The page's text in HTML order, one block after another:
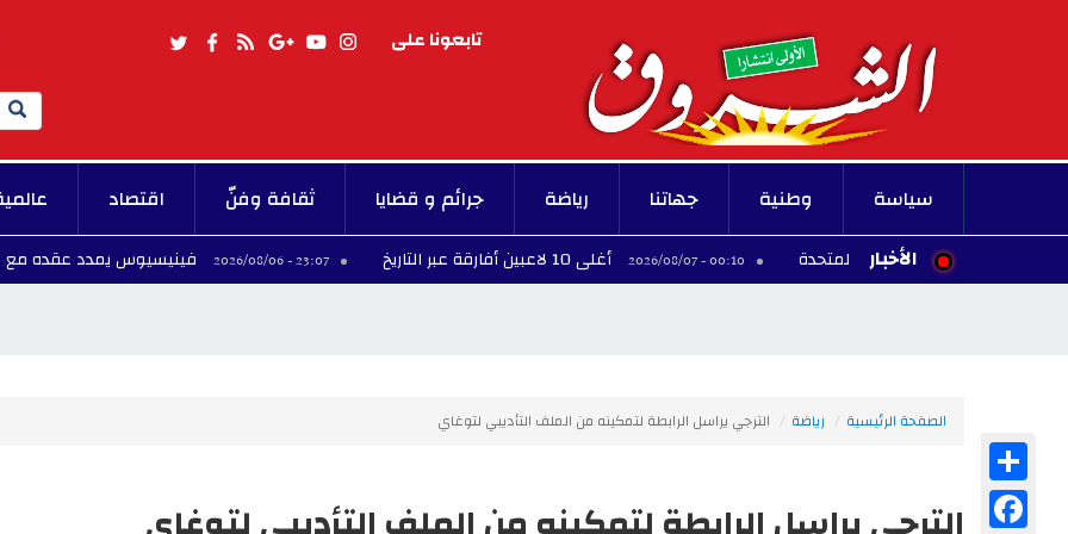
تابعونا على
Search
سياسة وطنية جهاتنا رياضة جرائم و قضايا ثقافة وفنّ اقتصاد
الأخبار
00:10 - 2026/08/07 أغلى 10 لاعبين أفارقة عبر التاريخ 23:07 - 2026/08/06 فينيسيوس يمدد عقده مع الريال لست
الصفحة الرئيسية رياضة الترجي يراسل الرابطة لتمكينه من الملف التأديبي لتوغاي
Facebook